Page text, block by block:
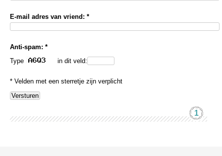
E-mail adres van vriend: *
Anti-spam: *
Type
in dit veld:
* Velden met een sterretje zijn verplicht
1